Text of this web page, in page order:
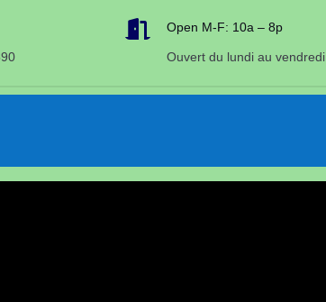
 Open M-F: 10a – 8p
Ouvert du lundi au vendredi